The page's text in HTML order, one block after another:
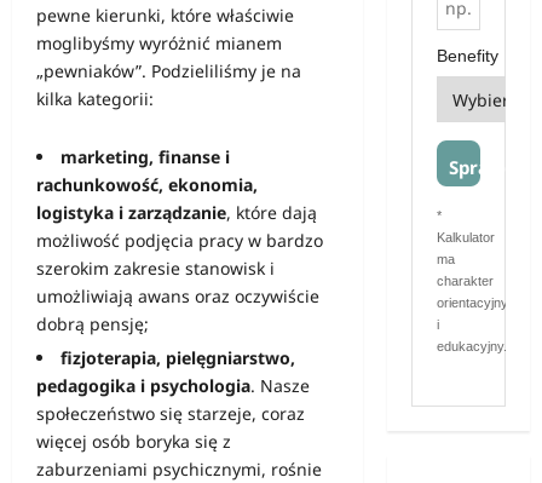
pewne kierunki, które właściwie
moglibyśmy wyróżnić mianem
„pewniaków”. Podzieliliśmy je na
kilka kategorii:
marketing, finanse i
rachunkowość, ekonomia,
logistyka i zarządzanie, które dają
możliwość podjęcia pracy w bardzo
szerokim zakresie stanowisk i
umożliwiają awans oraz oczywiście
dobrą pensję;
fizjoterapia, pielęgniarstwo,
pedagogika i psychologia. Nasze
społeczeństwo się starzeje, coraz
więcej osób boryka się z
zaburzeniami psychicznymi, rośnie
Benefity
Sprawdź
*
Kalkulator
ma
charakter
orientacyjny
i
edukacyjny.